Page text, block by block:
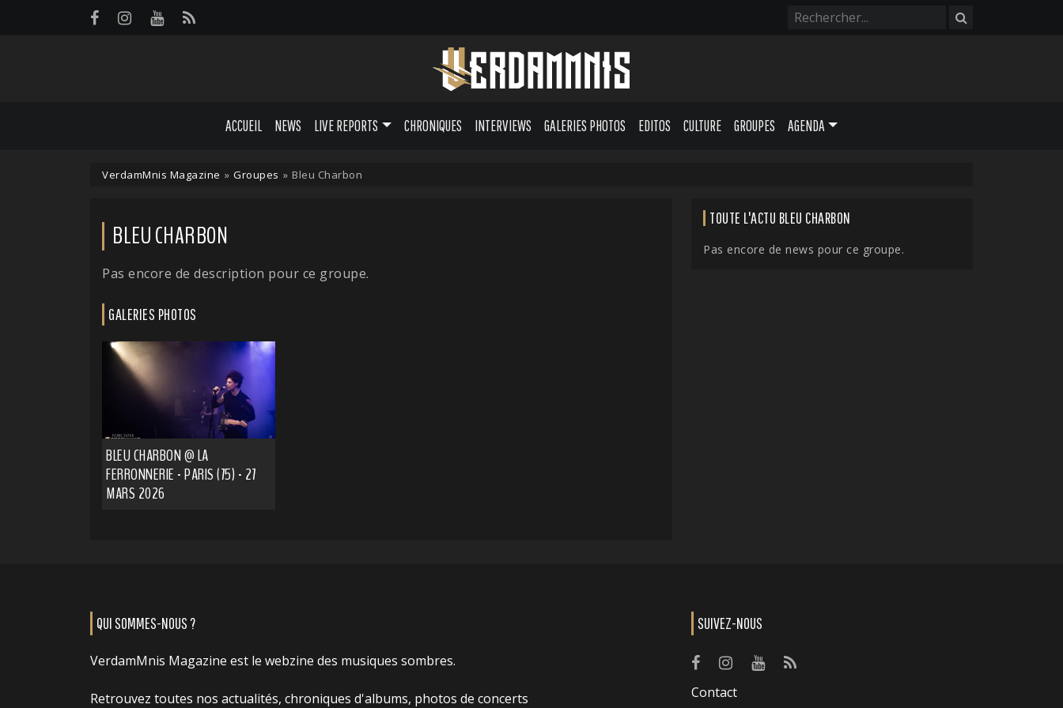
ACCUEIL NEWS LIVE REPORTS CHRONIQUES INTERVIEWS GALERIES PHOTOS EDITOS CULTURE GROUPES AGENDA
VerdamMnis Magazine » Groupes » Bleu Charbon
BLEU CHARBON
Pas encore de description pour ce groupe.
GALERIES PHOTOS
BLEU CHARBON @ LA
FERRONNERIE - PARIS (75) - 27
MARS 2026
TOUTE L'ACTU BLEU CHARBON
Pas encore de news pour ce groupe.
QUI SOMMES-NOUS ?
VerdamMnis Magazine est le webzine des musiques sombres.
Retrouvez toutes nos actualités, chroniques d'albums, photos de concerts
SUIVEZ-NOUS
Contact
Panneau de gestion des cookies